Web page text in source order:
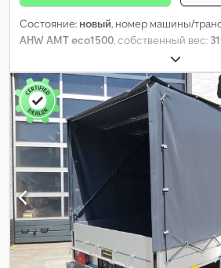
Состояние: новый, номер машины/
AHW AMT eco1500, собственный вес: